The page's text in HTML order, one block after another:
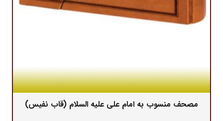
مصحف منسوب به امام علی علیه السلام (قاب نفیس)